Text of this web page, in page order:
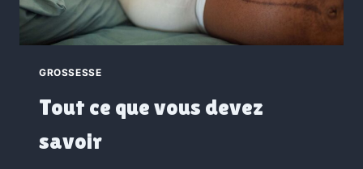
GROSSESSE
Tout ce que vous devez
savoir